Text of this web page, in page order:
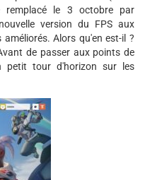
le 3 octobre par
version du FPS aux
Alors qu'en est-il ?
de passer aux points de
petit tour d'horizon sur les